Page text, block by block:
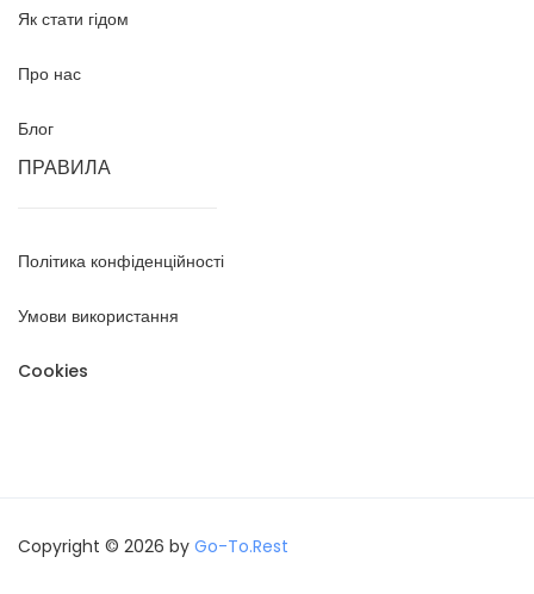
Як стати гідом
Про нас
Блог
ПРАВИЛА
Політика конфіденційності
Умови використання
Cookies
Copyright © 2026 by Go-To.Rest